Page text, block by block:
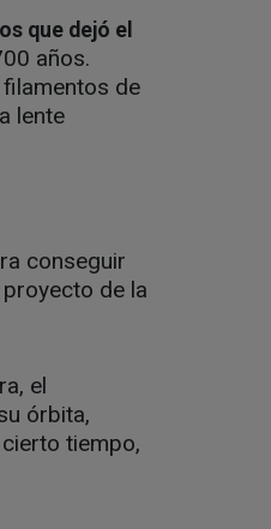
que dejó el
años.
de
lente
conseguir
de la
el
órbita,
tiempo,